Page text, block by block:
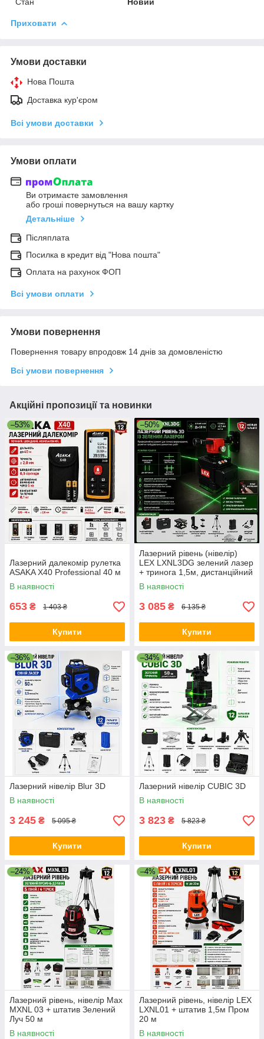
Приховати
Умови доставки
Нова Пошта
Доставка кур'єром
Всі умови доставки
Умови оплати
Ви отримаєте замовлення
або гроші повернуться на вашу картку
Детальніше
Післяплата
Посилка в кредит від "Нова пошта"
Оплата на рахунок ФОП
Всі умови оплати
Умови повернення
Повернення товару впродовж 14 днів за домовленістю
Всі умови повернення
Акційні пропозиції та новинки
–53%
Лазерний далекомір рулетка
ASAKA X40 Professional 40 м
В наявності
653 ₴ 1 403 ₴
Купити
–50%
Лазерний рівень (нівелір)
LEX LXNL3DG зелений лазер
+ тринога 1,5м, дистанційний
пульт керування
В наявності
3 085 ₴ 6 135 ₴
Купити
–36%
Лазерний нівелір Blur 3D
В наявності
3 245 ₴ 5 095 ₴
Купити
–34%
Лазерний нівелір CUBIC 3D
В наявності
3 823 ₴ 5 823 ₴
Купити
–24%
Лазерний рівень, нівелір Max
MXNL 03 + штатив Зелений
Луч 50 м
В наявності
–4%
Лазерний рівень, нівелір LEX
LXNL01 + штатив 1,5м Пром
20 м
В наявності